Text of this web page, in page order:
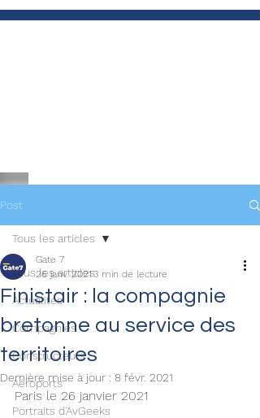
Post
Tous les articles
Actualités
Compagnies
Constructeurs
Aéroports
Portraits d'AvGeeks
Tous les articles
Finistair : la compagnie
bretonne au service des
territoires
Gate 7
26 janv. 20213 min de lecture
Dernière mise à jour : 8 févr. 2021
Paris le 26 janvier 2021